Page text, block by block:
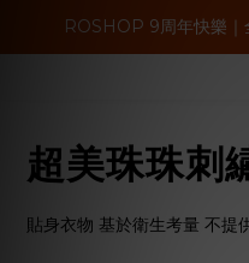
ROSHOP 9周年快樂｜
超美珠珠
貼身衣物 基於衛生考量 不提